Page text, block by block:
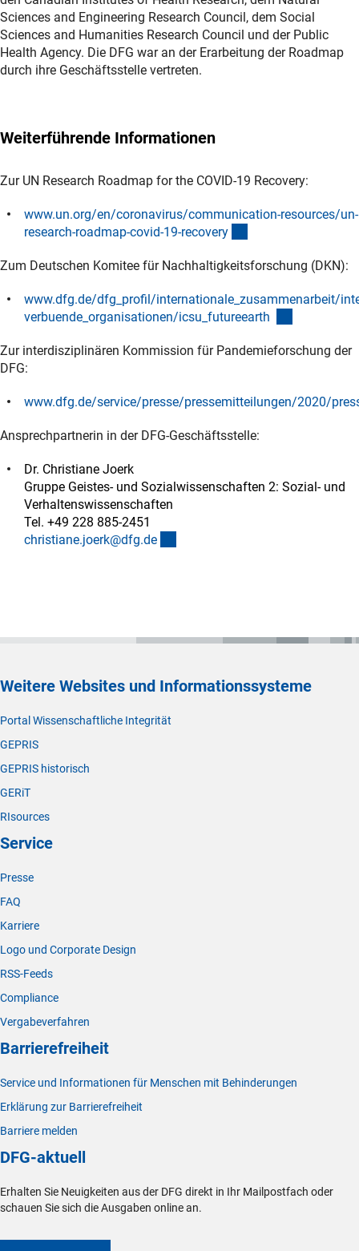
Sciences and Engineering Research Council, dem Social
Sciences and Humanities Research Council und der Public
Health Agency. Die DFG war an der Erarbeitung der Roadmap
durch ihre Geschäftsstelle vertreten.
Weiterführende Informationen
Zur UN Research Roadmap for the COVID-19 Recovery:
www.un.org/en/coronavirus/communication-resources/un-
research-roadmap-covid-19-recovery
Zum Deutschen Komitee für Nachhaltigkeitsforschung (DKN):
www.dfg.de/dfg_profil/internationale_zusammenarbeit/
verbuende_organisationen/icsu_futureearth
Zur interdisziplinären Kommission für Pandemieforschung der
DFG:
www.dfg.de/service/presse/pressemitteilungen/2020/
Ansprechpartnerin in der DFG-Geschäftsstelle:
Dr. Christiane Joerk
Gruppe Geistes- und Sozialwissenschaften 2: Sozial- und
Verhaltenswissenschaften
Tel. +49 228 885-2451
christiane.joerk@dfg.de
Weitere Websites und Informationssysteme
Portal Wissenschaftliche Integrität
GEPRIS
GEPRIS historisch
GERiT
RIsources
Service
Presse
FAQ
Karriere
Logo und Corporate Design
RSS-Feeds
Compliance
Vergabeverfahren
Barrierefreiheit
Service und Informationen für Menschen mit Behinderungen
Erklärung zur Barrierefreiheit
Barriere melden
DFG-aktuell
Erhalten Sie Neuigkeiten aus der DFG direkt in Ihr Mailpostfach oder
schauen Sie sich die Ausgaben online an.